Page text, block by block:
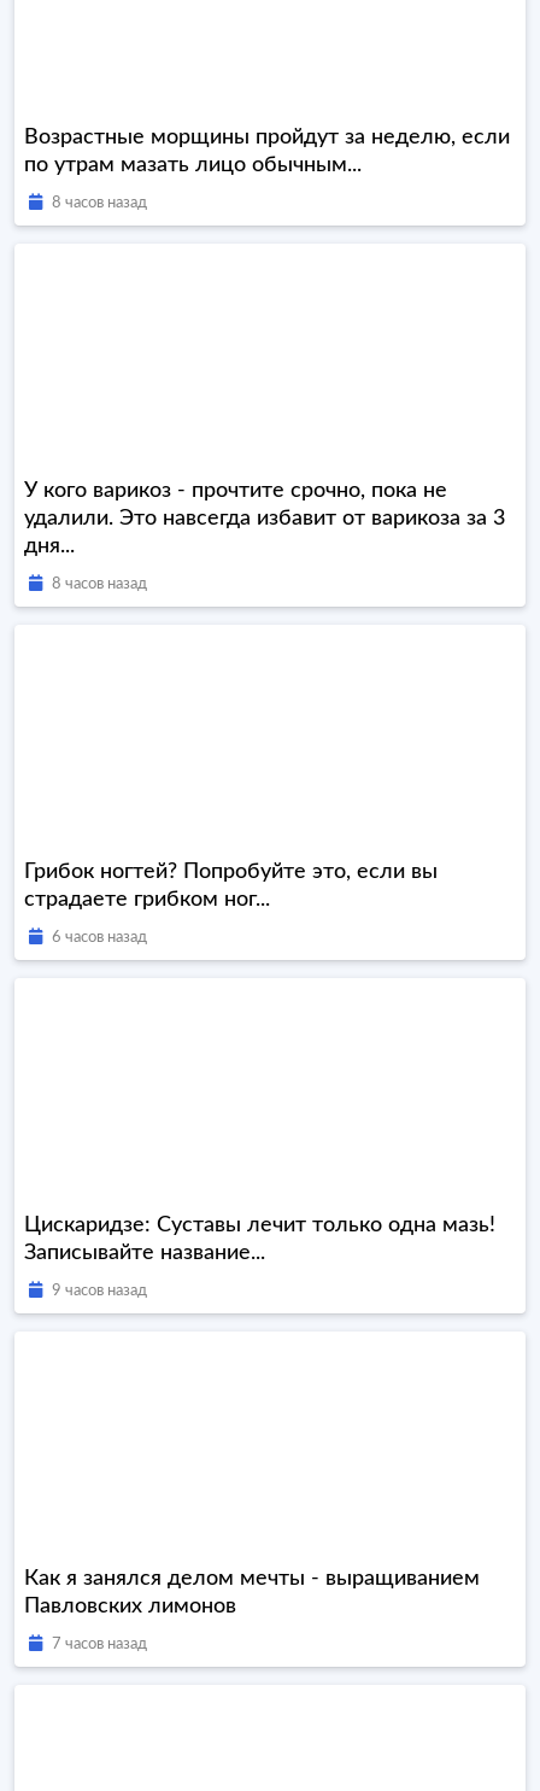
Возрастные морщины пройдут за неделю, если
по утрам мазать лицо обычным...
8 часов назад
У кого варикоз - прочтите срочно, пока не
удалили. Это навсегда избавит от варикоза за 3
дня...
8 часов назад
Грибок ногтей? Попробуйте это, если вы
страдаете грибком ног...
6 часов назад
Цискаридзе: Суставы лечит только одна мазь!
Записывайте название...
9 часов назад
Как я занялся делом мечты - выращиванием
Павловских лимонов
7 часов назад